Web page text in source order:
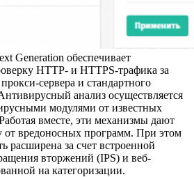
Generation обеспечивает
HTTP- и HTTPS-трафика за
сервера и стандартного
анализ осуществляется
модулями от известных
вместе, эти механизмы дают
вредоносных программ. При этом
расширена за счет встроенной
вторжений (IPS) и веб-
на категоризации.